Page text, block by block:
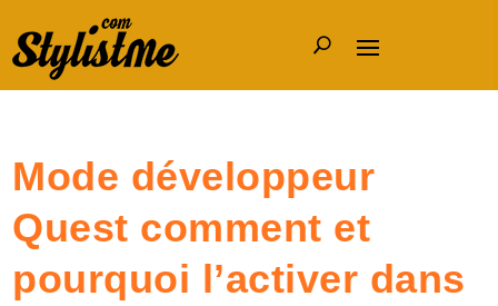
Mode développeur
Quest comment et
pourquoi l’activer dans